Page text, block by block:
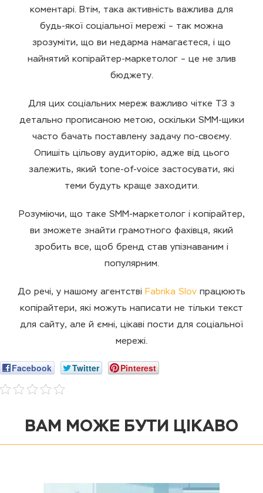
коментарі. Втім, така активність важлива для
будь-якої соціальної мережі – так можна
зрозуміти, що ви недарма намагаєтеся, і що
найнятий копірайтер-маркетолог – це не злив
бюджету.
Для цих соціальних мереж важливо чітке ТЗ з
детально прописаною метою, оскільки SMM-щики
часто бачать поставлену задачу по-своєму.
Опишіть цільову аудиторію, адже від цього
залежить, який tone-of-voice застосувати, які
теми будуть краще заходити.
Розуміючи, що таке SMM-маркетолог і копірайтер,
ви зможете знайти грамотного фахівця, який
зробить все, щоб бренд став упізнаваним і
популярним.
До речі, у нашому агентстві Fabrika Slovпрацюють
копірайтери, які можуть написати не тільки текст
для сайту, але й ємні, цікаві пости для соціальної
мережі.
Facebook Twitter Pinterest
ВАМ МОЖЕ БУТИ ЦІКАВО